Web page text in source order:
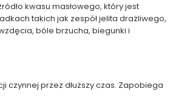
kwasu masłowego, który jest
takich jak zespół jelita drażliwego,
bóle brzucha, biegunki i
przez dłuższy czas. Zapobiega